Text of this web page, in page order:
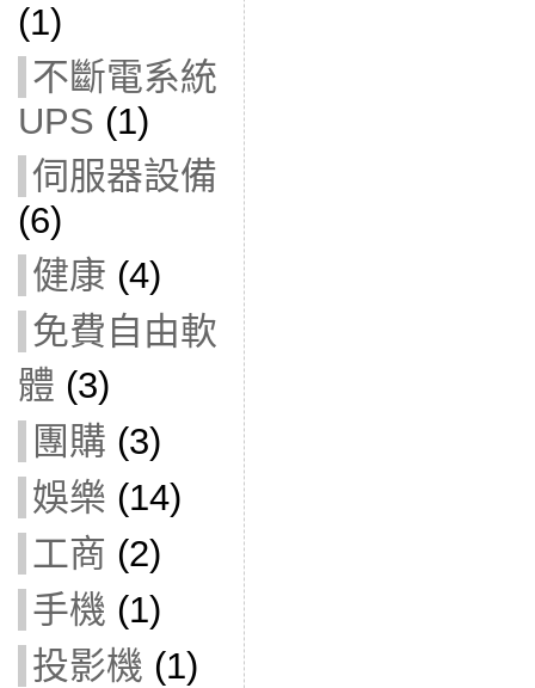
(1)
不斷電系統
UPS (1)
伺服器設備
(6)
健康 (4)
免費自由軟
體 (3)
團購 (3)
娛樂 (14)
工商 (2)
手機 (1)
投影機 (1)